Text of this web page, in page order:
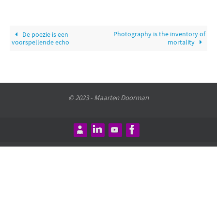
De poezie is een
voorspellende echo
Photography is the inventory of
mortality
© 2023 - Maarten Doorman